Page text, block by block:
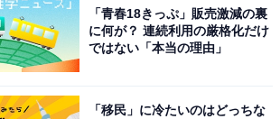
「青春18きっぷ」販売激減の裏
に何が？ 連続利用の厳格化だけ
ではない「本当の理由」
「移民」に冷たいのはどっちな